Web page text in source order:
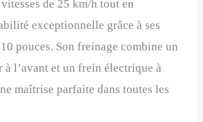
de 25 km/h tout en
exceptionnelle grâce à ses
pouces. Son freinage combine un
à l’avant et un frein électrique à
maîtrise parfaite dans toutes les